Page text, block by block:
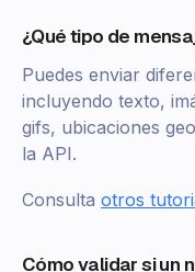
¿Qué tipo de
Puedes enviar
incluyendo texto,
gifs, ubicaciones
la API.
Consulta otros
Cómo validar si un